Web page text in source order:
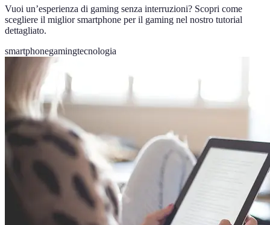
Vuoi un’esperienza di gaming senza interruzioni? Scopri come
scegliere il miglior smartphone per il gaming nel nostro tutorial
dettagliato.
smartphonegamingtecnologia